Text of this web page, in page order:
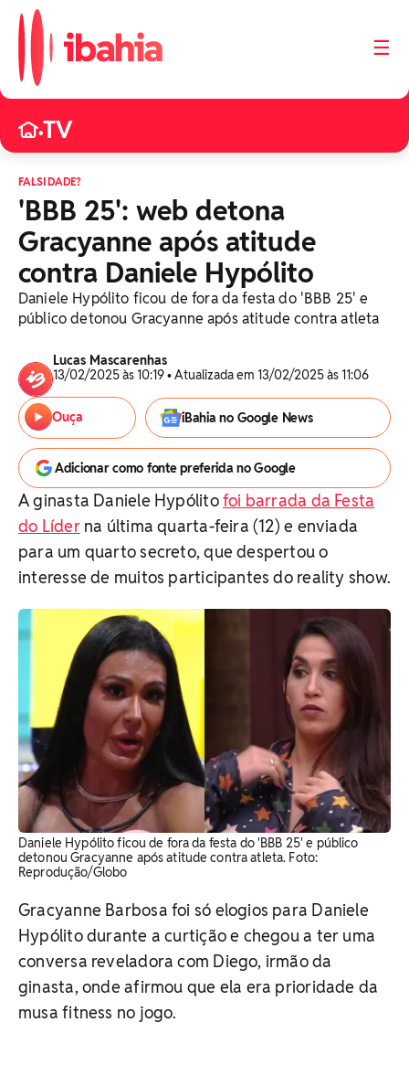
☰
•TV
FALSIDADE?
'BBB 25': web detona
Gracyanne após atitude
contra Daniele Hypólito
Daniele Hypólito ficou de fora da festa do 'BBB 25' e
público detonou Gracyanne após atitude contra atleta
Lucas Mascarenhas
13/02/2025 às 10:19 • Atualizada em 13/02/2025 às 11:06
Ouça iBahia no Google News
Adicionar como fonte preferida no Google
A ginasta Daniele Hypólitofoi barrada da Festa
do Líderna última quarta-feira (12) e enviada
para um quarto secreto, que despertou o
interesse de muitos participantes do reality show.
Daniele Hypólito ficou de fora da festa do 'BBB 25' e público
detonou Gracyanne após atitude contra atleta. Foto:
Reprodução/Globo
Gracyanne Barbosa foi só elogios para Daniele
Hypólito durante a curtição e chegou a ter uma
conversa reveladora com Diego, irmão da
ginasta, onde afirmou que ela era prioridade da
musa fitness no jogo.